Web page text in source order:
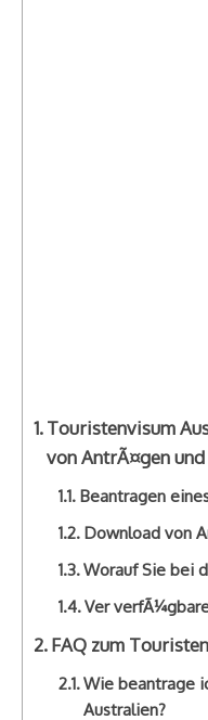
Touristenvisum
von AntrÃ¤gen
Beantragen
Download von
Worauf Sie bei
Ver
FAQ zum
Wie beantrage
Australien?